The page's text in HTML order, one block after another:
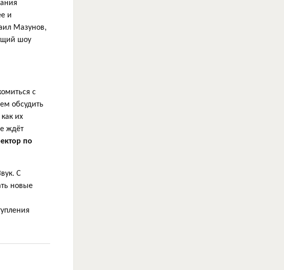
и
Мазунов,
шоу
с
обсудить
их
ждёт
по
С
новые